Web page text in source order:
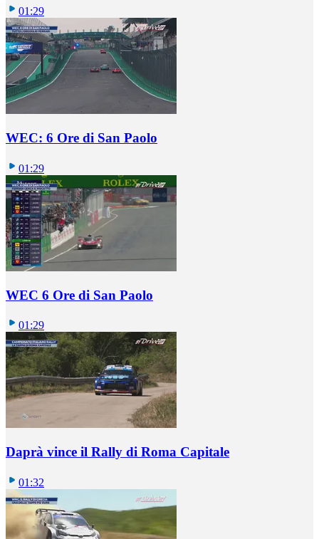
01:29
WEC: 6 Ore di San Paolo
01:29
WEC 6 Ore di San Paolo
01:29
Daprà vince il Rally di Roma Capitale
01:32